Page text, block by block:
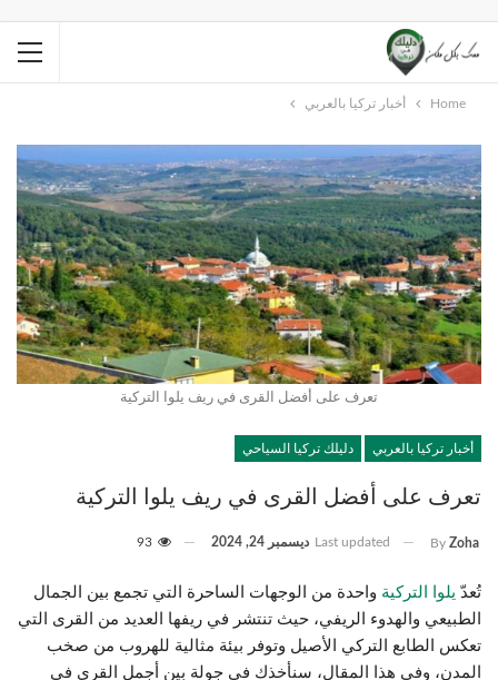
Home أخبار تركيا بالعربي
تعرف على أفضل القرى في ريف يلوا التركية
أخبار تركيا بالعربي دليلك تركيا السياحي
تعرف على أفضل القرى في ريف يلوا التركية
By Zoha
Last updated ديسمبر 24, 2024
تُعدّ يلوا التركية واحدة من الوجهات الساحرة التي تجمع بين الجمال
الطبيعي والهدوء الريفي، حيث تنتشر في ريفها العديد من القرى التي
تعكس الطابع التركي الأصيل وتوفر بيئة مثالية للهروب من صخب
المدن، وفي هذا المقال، سنأخذك في جولة بين أجمل القرى في